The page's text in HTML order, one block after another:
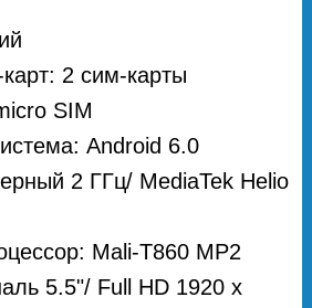
2 сим-карты
SIM
Android 6.0
2 ГГц/ MediaTek Helio
Mali-T860 MP2
5.5"/ Full HD 1920 x